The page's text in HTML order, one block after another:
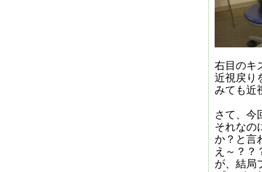
右目のキ
近視戻り
みても近
さて、今
それなの
か？と言
え～？
が、結